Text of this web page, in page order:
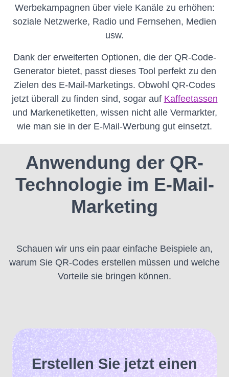
Werbekampagnen über viele Kanäle zu erhöhen:
soziale Netzwerke, Radio und Fernsehen, Medien
usw.
Dank der erweiterten Optionen, die der QR-Code-
Generator bietet, passt dieses Tool perfekt zu den
Zielen des E-Mail-Marketings. Obwohl QR-Codes
jetzt überall zu finden sind, sogar auf Kaffeetassen
und Markenetiketten, wissen nicht alle Vermarkter,
wie man sie in der E-Mail-Werbung gut einsetzt.
Anwendung der QR-
Technologie im E-Mail-
Marketing
Schauen wir uns ein paar einfache Beispiele an,
warum Sie QR-Codes erstellen müssen und welche
Vorteile sie bringen können.
Erstellen Sie jetzt einen